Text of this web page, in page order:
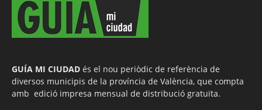
GUÍA MI CIUDAD és el nou periòdic de referència de
diversos municipis de la província de València, que compta
amb edició impresa mensual de distribució gratuïta.